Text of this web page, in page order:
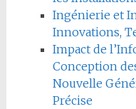
Ingénierie et
Innovations,
Impact de
Conception
Nouvelle
Précise